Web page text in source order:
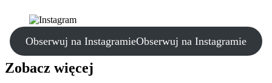
Obserwuj na InstagramieObserwuj na Instagramie
Zobacz więcej